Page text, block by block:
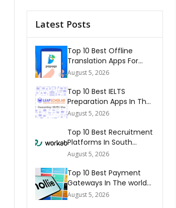
Latest Posts
Top 10 Best Offline
Translation Apps For
Travel In 2026
August 5, 2026
Top 10 Best IELTS
Preparation Apps In The
World 2026
August 5, 2026
Top 10 Best Recruitment
Platforms In South
Africa 2026
August 5, 2026
Top 10 Best Payment
Gateways In The world
2026
August 5, 2026